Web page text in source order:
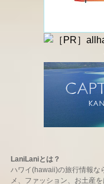
LaniLaniとは？
ハワイ(hawaii)の旅行情報
メ、ファッション、お土産